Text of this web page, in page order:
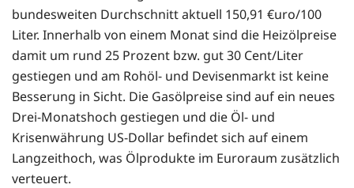
bundesweiten Durchschnitt aktuell 150,91 €uro/100
Liter. Innerhalb von einem Monat sind die Heizölpreise
damit um rund 25 Prozent bzw. gut 30 Cent/Liter
gestiegen und am Rohöl- und Devisenmarkt ist keine
Besserung in Sicht. Die Gasölpreise sind auf ein neues
Drei-Monatshoch gestiegen und die Öl- und
Krisenwährung US-Dollar befindet sich auf einem
Langzeithoch, was Ölprodukte im Euroraum zusätzlich
verteuert.